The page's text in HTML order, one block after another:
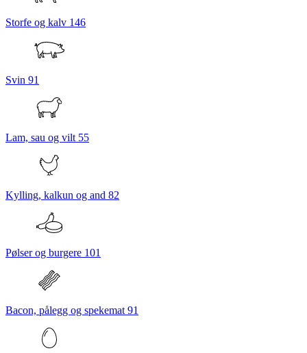
Storfe og kalv 146
Svin 91
Lam, sau og vilt 55
Kylling, kalkun og and 82
Pølser og burgere 101
Bacon, pålegg og spekemat 91